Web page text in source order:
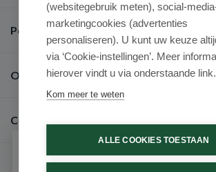
Populaire merken
Over ons
Contact
(websitegebruik meten), social-
marketingcookies (advertenties
personaliseren). U kunt uw keuze
via ‘Cookie-instellingen’. Meer
hierover vindt u via onderstaande link.
Kom meer te weten
ALLE COOKIES TOESTAAN
Schrijf je in voor onze